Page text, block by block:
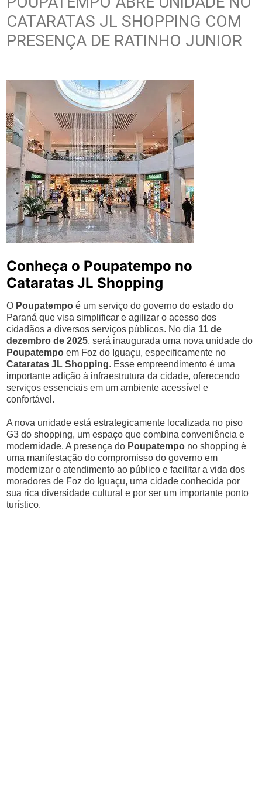
CATARATAS JL SHOPPING COM
PRESENÇA DE RATINHO JUNIOR
Conheça o Poupatempo no
Cataratas JL Shopping
O Poupatempo é um serviço do governo do estado do
Paraná que visa simplificar e agilizar o acesso dos
cidadãos a diversos serviços públicos. No dia 11 de
dezembro de 2025, será inaugurada uma nova unidade do
Poupatempo em Foz do Iguaçu, especificamente no
Cataratas JL Shopping. Esse empreendimento é uma
importante adição à infraestrutura da cidade, oferecendo
serviços essenciais em um ambiente acessível e
confortável.
A nova unidade está estrategicamente localizada no piso
G3 do shopping, um espaço que combina conveniência e
modernidade. A presença do Poupatempo no shopping é
uma manifestação do compromisso do governo em
modernizar o atendimento ao público e facilitar a vida dos
moradores de Foz do Iguaçu, uma cidade conhecida por
sua rica diversidade cultural e por ser um importante ponto
turístico.